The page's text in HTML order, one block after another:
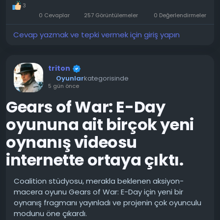
gerçekten de bir kartın ömrünü kısaltabilir. Ancak,
birçok madenci tam tersine, ekran kartlarının voltajını
düşürerek ısı üretimini azaltır. Dikkatli kullanımla, böyle
bir kart uzun süre dayanacaktır.
Üçüncü efsane: Güç sınırını artırmak her zaman
performansı iyileştirir. Evet, güç tüketimini artırmak
saat hızlarını biraz artırabilir, ancak bunun bedeli ısı ve
gürültü artışı olur. Son zamanlarda, aynı çalışma saat
hızlarını korurken voltajı düşürmek (undervolting)
popüler hale geldi. Bu, sıcaklıkları düşürecektir. Ve bir
güç sınırı ile birleştirildiğinde, sınırı körü körüne
yükseltmekten çok daha büyük bir performans artışı
sağlayabilir.
BIOS güncellemesi risklidir—dördüncü efsane. Eskiden,
başarısız bir firmware güncellemesi anakartı
gerçekten bozabilirdi. Günümüzde anakartlarda
koruyucu bir mekanizma bulunmaktadır. Başarısız bir
güncellemeyi geri almak son derece kolaydır.
3
0 Cevaplar
257 Görüntülemeler 0 Değerlendirmeler
Cevap yazmak ve tepki vermek için giriş yapın
triton
Oyunlarkategorisinde
5 gün önce
Gears of War: E-Day
oyununa ait birçok yeni
oynanış videosu
internette ortaya çıktı.
Coalition stüdyosu, merakla beklenen aksiyon-
macera oyunu Gears of War: E-Day için yeni bir
oynanış fragmanı yayınladı ve projenin çok oyunculu
modunu öne çıkardı.